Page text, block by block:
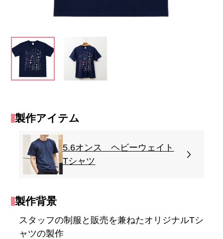
製作アイテム
5.6オンス ヘビーウェイト
Tシャツ
製作背景
スタッフの制服と販売を兼ねたオリジナルTシ
ャツの製作